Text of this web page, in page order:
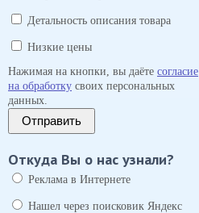
Детальность описания товара
Низкие цены
Нажимая на кнопки, вы даёте согласие
на обработку своих персональных
данных.
Отправить
Откуда Вы о нас узнали?
Реклама в Интернете
Нашел через поисковик Яндекс